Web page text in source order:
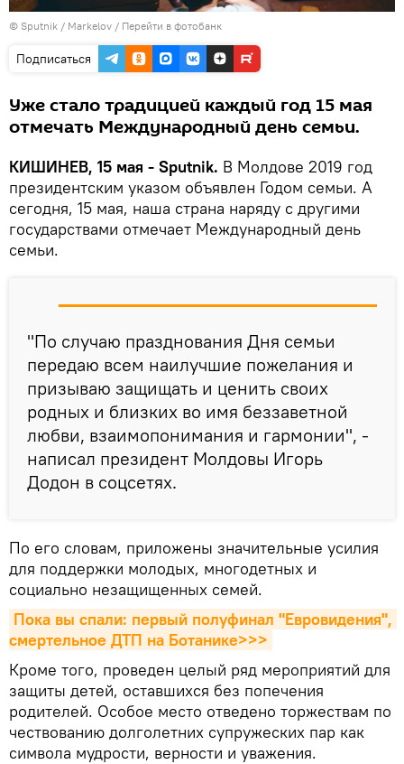
© Sputnik / Markelov / Перейти в фотобанк
Подписаться
Уже стало традицией каждый год 15 мая
отмечать Международный день семьи.
КИШИНЕВ, 15 мая - Sputnik. В Молдове 2019 год
президентским указом объявлен Годом семьи. А
сегодня, 15 мая, наша страна наряду с другими
государствами отмечает Международный день
семьи.
"По случаю празднования Дня семьи
передаю всем наилучшие пожелания и
призываю защищать и ценить своих
родных и близких во имя беззаветной
любви, взаимопонимания и гармонии", -
написал президент Молдовы Игорь
Додон в соцсетях.
По его словам, приложены значительные усилия
для поддержки молодых, многодетных и
социально незащищенных семей.
Пока вы спали: первый полуфинал "Евровидения",
смертельное ДТП на Ботанике>>>
Кроме того, проведен целый ряд мероприятий для
защиты детей, оставшихся без попечения
родителей. Особое место отведено торжествам по
чествованию долголетних супружеских пар как
символа мудрости, верности и уважения.